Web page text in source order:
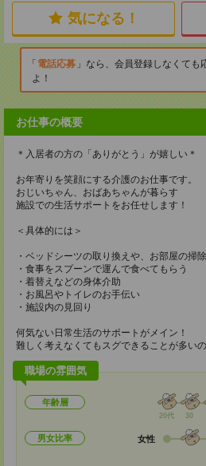
気になる！
電話応募
なら、会員登録しなくても
よ！
お仕事の概要
＊入居者の方の「ありがとう」が嬉しい＊
お年寄りを笑顔にする介護のお仕事です。
おじいちゃん、おばあちゃんが暮らす
施設での生活サポートをお任せします！
＜具体的には＞
・ベッドシーツの取り換えや、お部屋の掃
・食事をスプーンで運んで食べてもらう
・着替えなどの身体介助
・お風呂やトイレのお手伝い
・施設内の見回り
何気ない日常生活のサポートがメイン！
難しく考えなくてもスグできることが多い
職場の雰囲気
年齢層
20代 30
男女比率 女性